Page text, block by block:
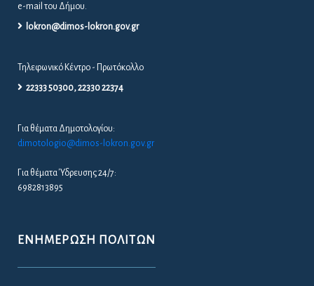
e-mail του Δήμου.
lokron@dimos-lokron.gov.gr
Τηλεφωνικό Κέντρο - Πρωτόκολλο
22333 50300, 22330 22374
Για θέματα Δημοτολογίου:
dimotologio@dimos-lokron.gov.gr
Για θέματα Ύδρευσης 24/7:
6982813895
ΕΝΗΜΈΡΩΣΗ ΠΟΛΙΤΏΝ